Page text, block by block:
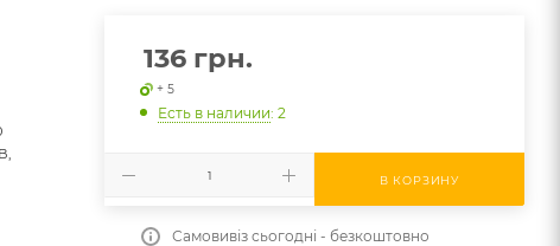
136грн.
+ 5
Есть в наличии: 2
В КОРЗИНУ
Самовивіз сьогодні - безкоштовно